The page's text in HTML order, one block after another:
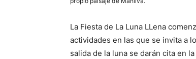
La Fiesta de La Luna LLena
actividades en las que se invita a
salida de la luna se darán cita en la